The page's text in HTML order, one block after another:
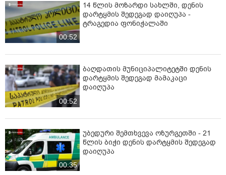
00:52
14 წლის მოზარდი სახლში, დენის
დარტყმის შედეგად დაიღუპა -
ტრაგედია ფონიჭალაში
00:52
ბაღდათის მუნიციპალიტეტში დენის
დარტყმის შედეგად მამაკაცი
დაიღუპა
00:35
უბედური შემთხვევა ოზურგეთში - 21
წლის ბიჭი დენის დარტყმის შედეგად
დაიღუპა